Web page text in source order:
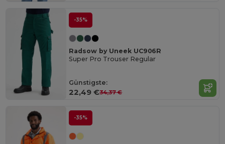
-35%
Radsow by Uneek UC906R
Super Pro Trouser Regular
Günstigste:
22,49 €34,37 €
-35%